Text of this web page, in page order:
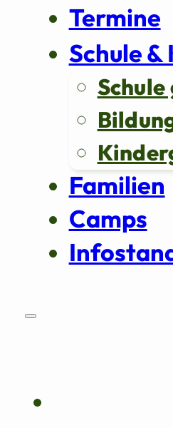
Termine
Schule
Familien
Camps